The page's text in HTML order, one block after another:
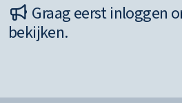
Graag eerst inloggen
bekijken.